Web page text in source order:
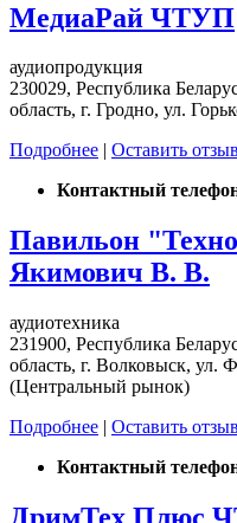
МедиаРай ЧТУП
аудиопродукция
230029, Республика
область, г. Гродно, ул.
Подробнее | Оставить отзыв
Контактный
Павильон
Якимович В. В.
аудиотехника
231900, Республика
область, г. Волковыск, ул.
(Центральный рынок)
Подробнее | Оставить отзыв
Контактный